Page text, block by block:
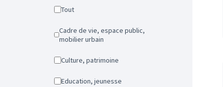
Tout
Cadre de vie, espace public,
mobilier urbain
Culture, patrimoine
Education, jeunesse